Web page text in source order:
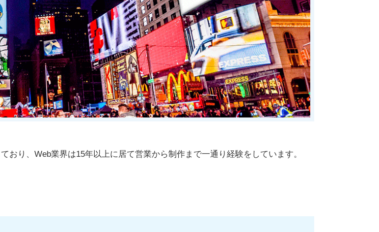
おり、Web業界は15年以上に居て営業から制作まで一通り経験をしています。